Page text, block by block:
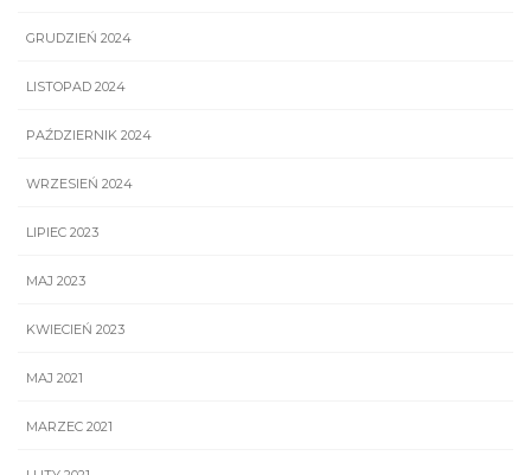
GRUDZIEŃ 2024
LISTOPAD 2024
PAŹDZIERNIK 2024
WRZESIEŃ 2024
LIPIEC 2023
MAJ 2023
KWIECIEŃ 2023
MAJ 2021
MARZEC 2021